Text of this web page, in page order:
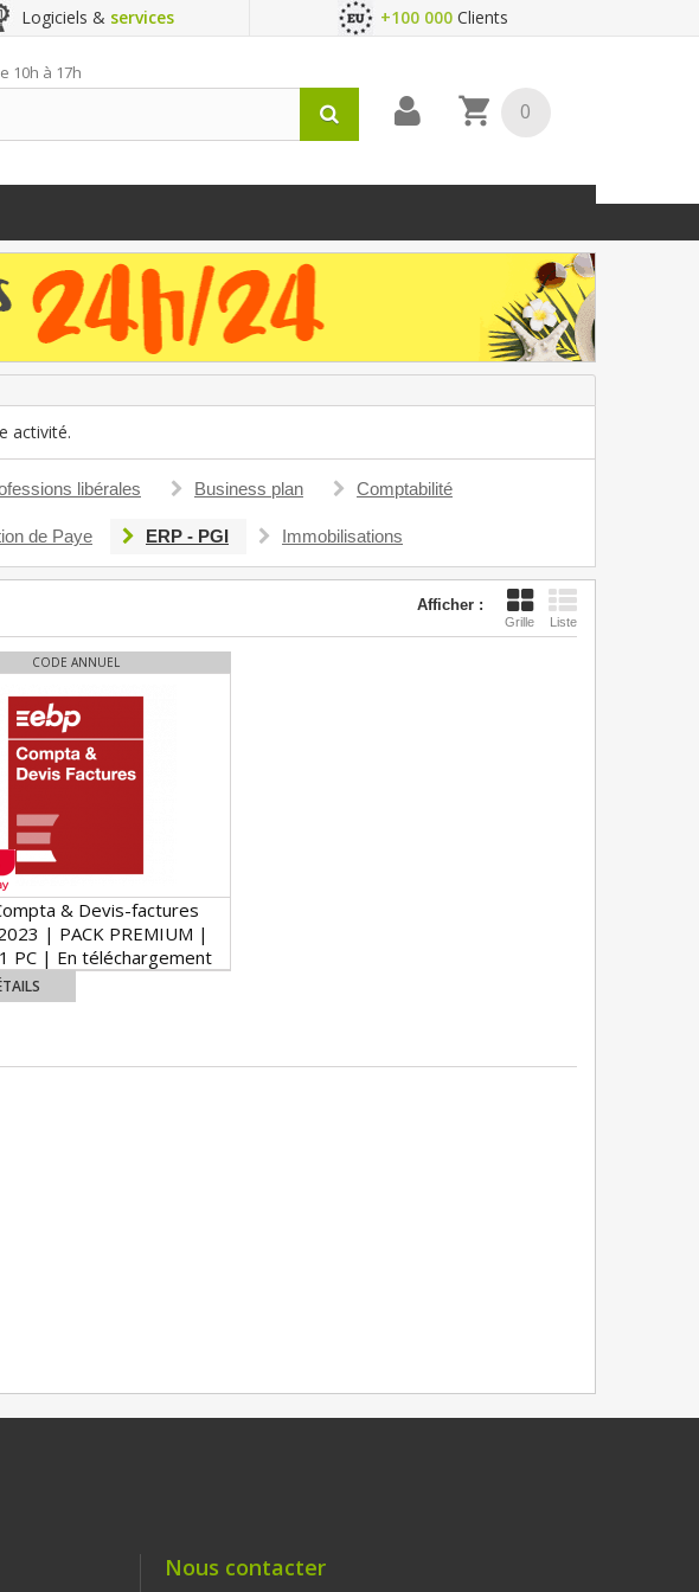
Logiciels & services +100 000Clients
10h à 17h
0
activité.
libérales Business plan Comptabilité
de Paye ERP - PGI Immobilisations
Afficher :
Grille Liste
CODE ANNUEL
& Devis-factures
| PACK PREMIUM |
PC | En téléchargement
Nous contacter